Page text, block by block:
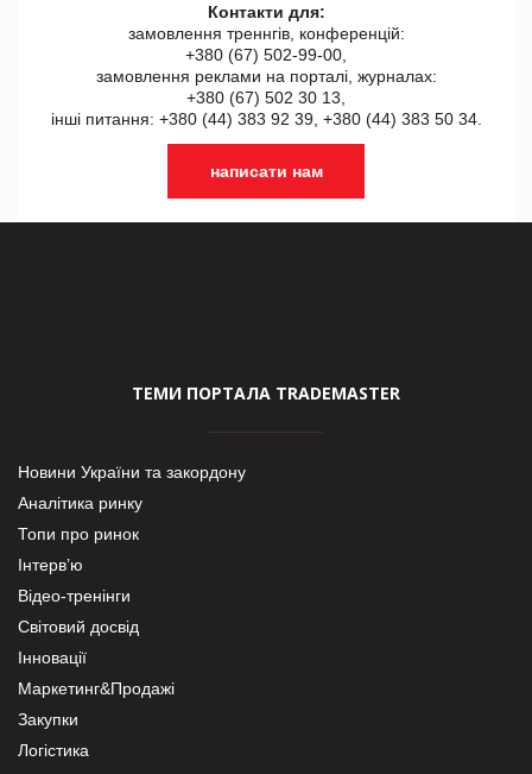
Контакти для:
замовлення треннгів, конференцій:
+380 (67) 502-99-00,
замовлення реклами на порталі, журналах:
+380 (67) 502 30 13,
інші питання: +380 (44) 383 92 39, +380 (44) 383 50 34.
написати нам
ТЕМИ ПОРТАЛА TRADEMASTER
Новини України та закордону
Аналітика ринку
Топи про ринок
Інтерв’ю
Відео-тренінги
Світовий досвід
Інновації
Маркетинг&Продажі
Закупки
Логістика